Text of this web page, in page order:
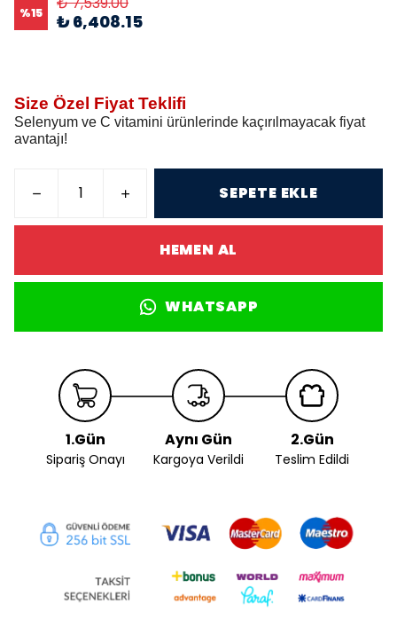
%15 ₺ 6,408.15
Size Özel Fiyat Teklifi
Selenyum ve C vitamini ürünlerinde kaçırılmayacak fiyat
avantajı!
SEPETE EKLE
HEMEN AL
WHATSAPP
1.Gün
Sipariş Onayı
Aynı Gün
Kargoya Verildi
2.Gün
Teslim Edildi